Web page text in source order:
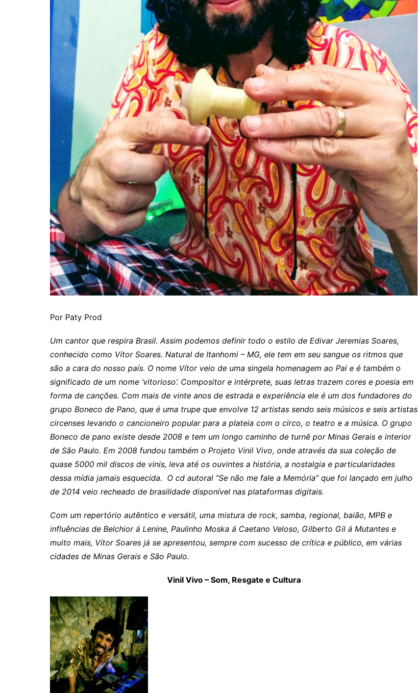
Por Paty Prod
Um cantor que respira Brasil. Assim podemos definir todo o estilo de Edivar Jeremias Soares,
conhecido como Vítor Soares. Natural de Itanhomi – MG, ele tem em seu sangue os ritmos que
são a cara do nosso país. O nome Vítor veio de uma singela homenagem ao Pai e é também o
significado de um nome ‘vitorioso’. Compositor e intérprete, suas letras trazem cores e poesia em
forma de canções. Com mais de vinte anos de estrada e experiência ele é um dos fundadores do
grupo Boneco de Pano, que é uma trupe que envolve 12 artistas sendo seis músicos e seis artistas
circenses levando o cancioneiro popular para a plateia com o circo, o teatro e a música. O grupo
Boneco de pano existe desde 2008 e tem um longo caminho de turnê por Minas Gerais e interior
de São Paulo. Em 2008 fundou também o Projeto Vinil Vivo, onde através da sua coleção de
quase 5000 mil discos de vinis, leva até os ouvintes a história, a nostalgia e particularidades
dessa mídia jamais esquecida. O cd autoral “Se não me fale a Memória” que foi lançado em julho
de 2014 veio recheado de brasilidade disponível nas plataformas digitais.
Com um repertório autêntico e versátil, uma mistura de rock, samba, regional, baião, MPB e
influências de Belchior á Lenine, Paulinho Moska á Caetano Veloso, Gilberto Gil á Mutantes e
muito mais, Vítor Soares já se apresentou, sempre com sucesso de crítica e público, em várias
cidades de Minas Gerais e São Paulo.
Vinil Vivo – Som, Resgate e Cultura